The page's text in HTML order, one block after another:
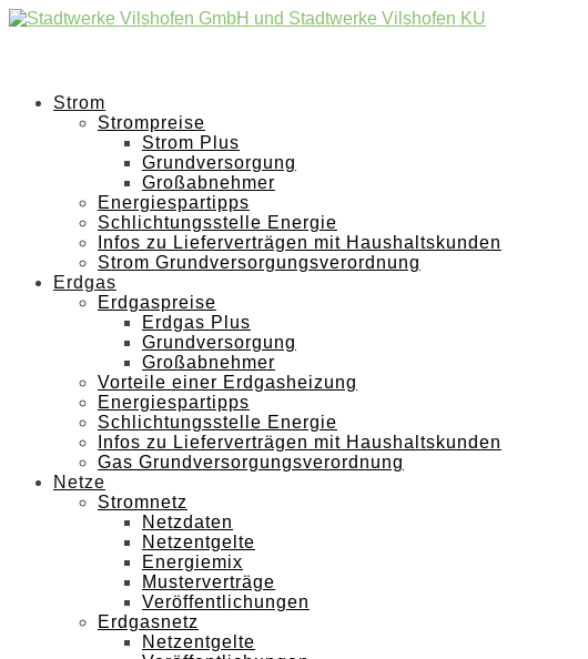
Strom
Strompreise
Strom Plus
Grundversorgung
Großabnehmer
Energiespartipps
Schlichtungsstelle Energie
Infos zu Lieferverträgen mit Haushaltskunden
Strom Grundversorgungsverordnung
Erdgas
Erdgaspreise
Erdgas Plus
Grundversorgung
Großabnehmer
Vorteile einer Erdgasheizung
Energiespartipps
Schlichtungsstelle Energie
Infos zu Lieferverträgen mit Haushaltskunden
Gas Grundversorgungsverordnung
Netze
Stromnetz
Netzdaten
Netzentgelte
Energiemix
Musterverträge
Veröffentlichungen
Erdgasnetz
Netzentgelte